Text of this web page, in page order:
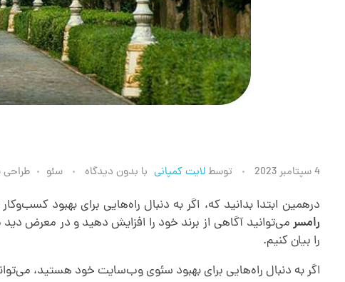
خ
د
م
4 سپتامبر 2023 توسطلایت کمپانی با بدون دیدگاه سئو
درهمین ابتدا بدانید که، اگر به دنبال راه‌هایی برای بهبود
رامسرمی‌توانید آگاهی از برند خود را افزایش دهید و در معرض دید
را بیان کنیم.
اگر به دنبال راه‌هایی برای بهبود سئوی وب‌سایت خود هستید،